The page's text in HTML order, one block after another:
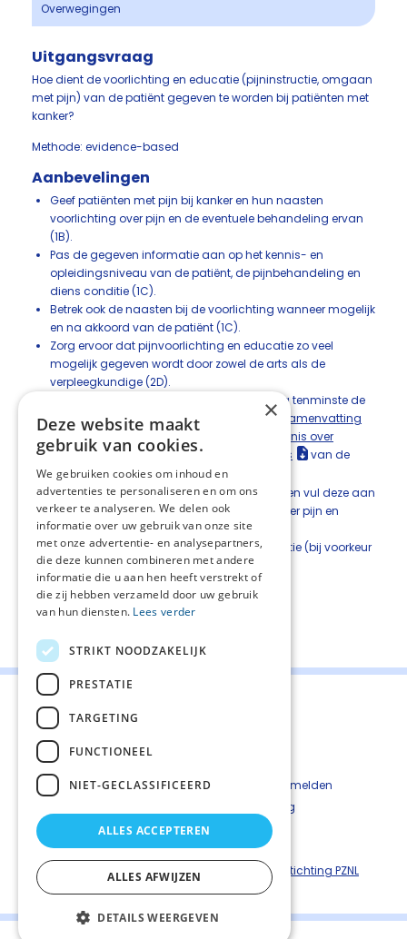
Overwegingen
Uitgangsvraag
Hoe dient de voorlichting en educatie (pijninstructie, omgaan
met pijn) van de patiënt gegeven te worden bij patiënten met
kanker?
Methode: evidence-based
Aanbevelingen
Geef patiënten met pijn bij kanker en hun naasten
voorlichting over pijn en de eventuele behandeling ervan
(1B).
Pas de gegeven informatie aan op het kennis- en
opleidingsniveau van de patiënt, de pijnbehandeling en
diens conditie (1C).
Betrek ook de naasten bij de voorlichting wanneer mogelijk
en na akkoord van de patiënt (1C).
Zorg ervoor dat pijnvoorlichting en educatie zo veel
mogelijk gegeven wordt door zowel de arts als de
verpleegkundige (2D).
Gebruik voor de inhoud van de voorlichting tenminste de
onderwerpen zoals beschreven in
Tabel 1. Samenvatting
van de uitkomstmaten pijnintensiteit en kennis over
pijn/barrières van de geïncludeerde studies
van de
NVA-richtlijn (2D).
Geef mondelinge voorlichting en educatie en vul deze aan
met schriftelijke en/of digitale informatie over pijn en
pijnbehandeling (1C).
Zorg voor herhaalde voorlichting en educatie (bij voorkeur
wekelijks) voor een optimaal effect (2D).
Deel deze pagina:
Contact
Kwetsbaarheid melden
Privacyverkaring
Disclaimer
Richtlijnen palliatieve zorg is een uitgave van © Stichting PZNL
×
Deze website maakt
gebruik van cookies.
We gebruiken cookies om inhoud en
advertenties te personaliseren en om ons
verkeer te analyseren. We delen ook
informatie over uw gebruik van onze site
met onze advertentie- en analysepartners,
die deze kunnen combineren met andere
informatie die u aan hen heeft verstrekt of
die zij hebben verzameld door uw gebruik
van hun diensten. Lees verder
STRIKT NOODZAKELIJK
PRESTATIE
TARGETING
FUNCTIONEEL
NIET-GECLASSIFICEERD
ALLES ACCEPTEREN
ALLES AFWIJZEN
DETAILS WEERGEVEN